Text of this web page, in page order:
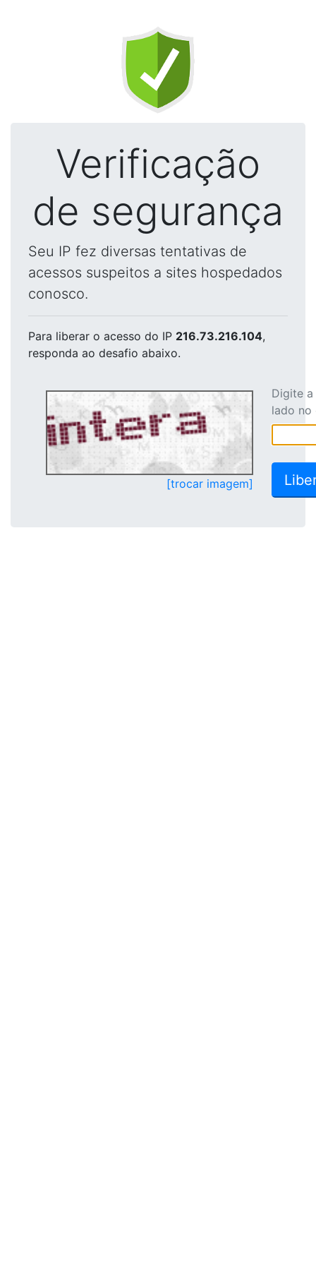
Verificação
de segurança
Seu IP fez diversas tentativas de
acessos suspeitos a sites hospedados
conosco.
Para liberar o acesso do IP 216.73.216.104,
responda ao desafio abaixo.
[trocar imagem]
Digite
lado no